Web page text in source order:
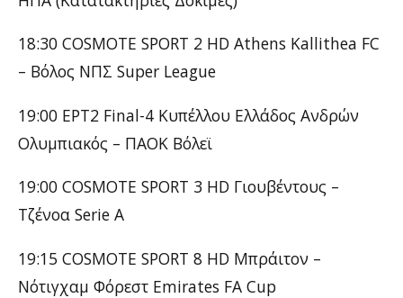
18:30 COSMOTE SPORT 2 HD Athens Kallithea FC
– Βόλος ΝΠΣ Super League
19:00 ΕΡΤ2 Final-4 Κυπέλλου Ελλάδος Ανδρών
Ολυμπιακός – ΠΑΟΚ Βόλεϊ
19:00 COSMOTE SPORT 3 HD Γιουβέντους –
Τζένοα Serie A
19:15 COSMOTE SPORT 8 HD Μπράιτον –
Νότιγχαμ Φόρεστ Emirates FA Cup